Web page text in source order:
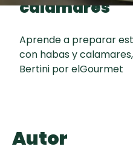
calamares
Aprende a preparar
con habas y
Bertini por elGourmet
Autor